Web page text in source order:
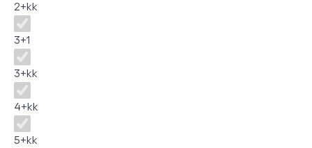
2+kk
3+1
3+kk
4+kk
5+kk